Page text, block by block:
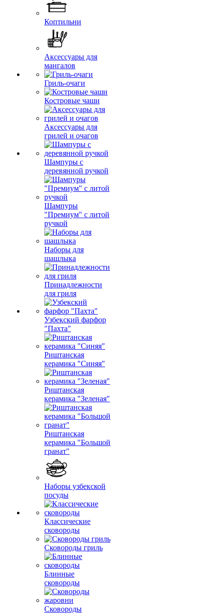
Коптильни
Аксессуары для
мангалов
Гриль-очаги
Костровые чаши
Аксессуары для
грилей и очагов
Шампуры с
деревянной ручкой
Шампуры
"Премиум" с литой
ручкой
Наборы для
шашлыка
Принадлежности
для гриля
Узбекский фарфор
"Пахта"
Риштанская
керамика "Синяя"
Риштанская
керамика "Зеленая"
Риштанская
керамика "Большой
гранат"
Наборы узбекской
посуды
Классические
сковороды
Сковороды гриль
Блинные
сковороды
Сковороды